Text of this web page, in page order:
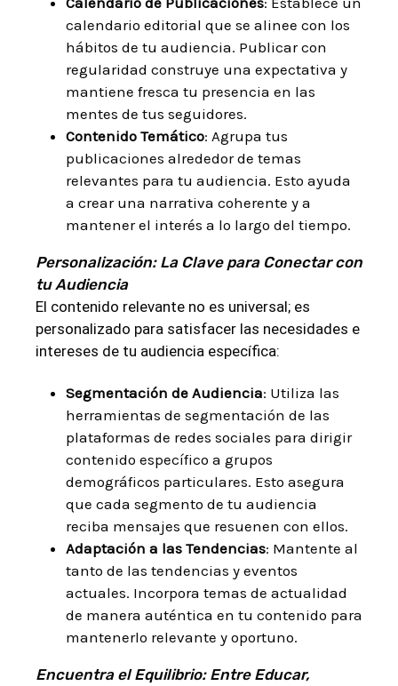
calendario editorial que se alinee con los
hábitos de tu audiencia. Publicar con
regularidad construye una expectativa y
mantiene fresca tu presencia en las
mentes de tus seguidores.
Contenido Temático: Agrupa tus
publicaciones alrededor de temas
relevantes para tu audiencia. Esto ayuda
a crear una narrativa coherente y a
mantener el interés a lo largo del tiempo.
Personalización: La Clave para Conectar con
tu Audiencia
El contenido relevante no es universal; es
personalizado para satisfacer las necesidades e
intereses de tu audiencia específica:
Segmentación de Audiencia: Utiliza las
herramientas de segmentación de las
plataformas de redes sociales para dirigir
contenido específico a grupos
demográficos particulares. Esto asegura
que cada segmento de tu audiencia
reciba mensajes que resuenen con ellos.
Adaptación a las Tendencias: Mantente al
tanto de las tendencias y eventos
actuales. Incorpora temas de actualidad
de manera auténtica en tu contenido para
mantenerlo relevante y oportuno.
Encuentra el Equilibrio: Entre Educar,